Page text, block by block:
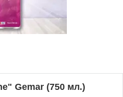
Gemar (750 мл.)